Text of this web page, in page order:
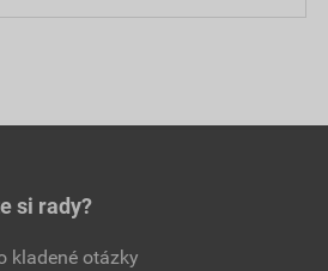
si rady?
kladené otázky